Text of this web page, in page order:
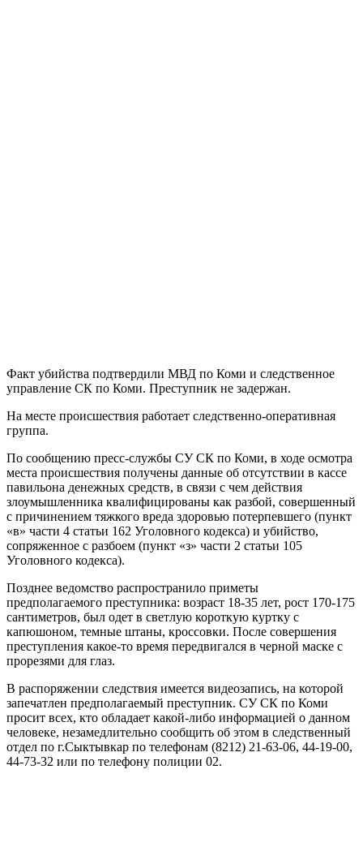
Факт убийства подтвердили МВД по Коми и следственное
управление СК по Коми. Преступник не задержан.
На месте происшествия работает следственно-оперативная
группа.
По сообщению пресс-службы СУ СК по Коми, в ходе осмотра
места происшествия получены данные об отсутствии в кассе
павильона денежных средств, в связи с чем действия
злоумышленника квалифицированы как разбой, совершенный
с причинением тяжкого вреда здоровью потерпевшего (пункт
«в» части 4 статьи 162 Уголовного кодекса) и убийство,
сопряженное с разбоем (пункт «з» части 2 статьи 105
Уголовного кодекса).
Позднее ведомство распространило приметы
предполагаемого преступника: возраст 18-35 лет, рост 170-175
сантиметров, был одет в светлую короткую куртку с
капюшоном, темные штаны, кроссовки. После совершения
преступления какое-то время передвигался в черной маске с
прорезями для глаз.
В распоряжении следствия имеется видеозапись, на которой
запечатлен предполагаемый преступник. СУ СК по Коми
просит всех, кто обладает какой-либо информацией о данном
человеке, незамедлительно сообщить об этом в следственный
отдел по г.Сыктывкар по телефонам (8212) 21-63-06, 44-19-00,
44-73-32 или по телефону полиции 02.